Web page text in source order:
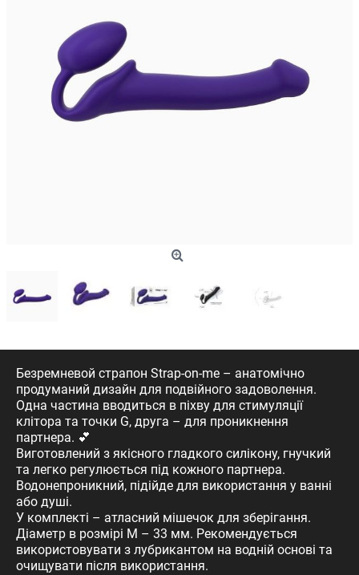
Безремневой страпон Strap-on-me – анатомічно
продуманий дизайн для подвійного задоволення.
Одна частина вводиться в піхву для стимуляції
клітора та точки G, друга – для проникнення
партнера. 💕
Виготовлений з якісного гладкого силікону, гнучкий
та легко регулюється під кожного партнера.
Водонепроникний, підійде для використання у ванні
або душі.
У комплекті – атласний мішечок для зберігання.
Діаметр в розмірі М – 33 мм. Рекомендується
використовувати з лубрикантом на водній основі та
очищувати після використання.